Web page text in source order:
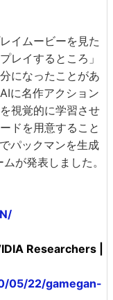
イムービーを見た
レイするところ」
になったことがあ
に名作アクション
視覚的に学習させ
ドを用意すること
パックマンを生成
が発表しました。
Researchers |
05/22/gamegan-